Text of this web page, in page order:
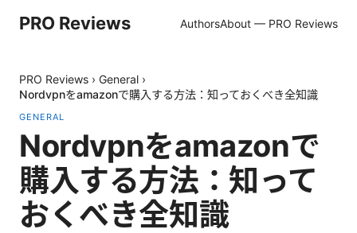
PRO Reviews AuthorsAbout — PRO Reviews
PRO Reviews › General ›
Nordvpnをamazonで購入する方法：知っておくべき全知識
GENERAL
Nordvpnをamazonで
購入する方法：知って
おくべき全知識